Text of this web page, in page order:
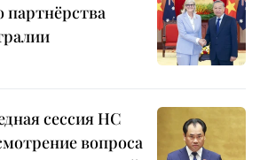
партнёрства
сессия НС
вопроса